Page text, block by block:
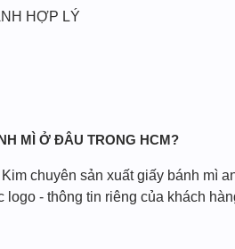
HỢP LÝ
MÌ Ở ĐÂU TRONG HCM?
chuyên sản xuất giấy bánh mì
logo - thông tin riêng của khách